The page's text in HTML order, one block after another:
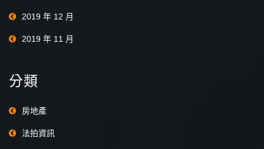
2019 年 12 月
2019 年 11 月
分類
房地產
法拍資訊